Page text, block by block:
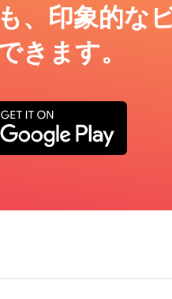
、印象的な
きます。